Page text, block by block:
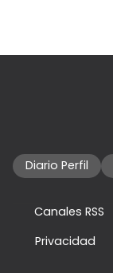
Diario Perfil
Canales RSS
Privacidad